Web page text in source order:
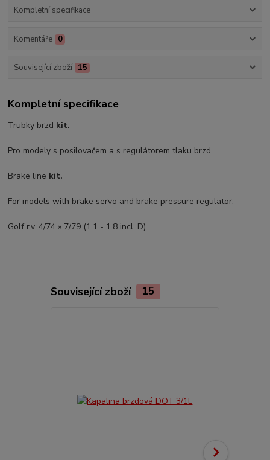
Kompletní specifikace
Komentáře 0
Související zboží 15
Kompletní specifikace
Trubky brzd kit.
Pro modely s posilovačem a s regulátorem tlaku brzd.
Brake line kit.
For models with brake servo and brake pressure regulator.
Golf r.v. 4/74 » 7/79 (1.1 - 1.8 incl. D)
Související zboží 15